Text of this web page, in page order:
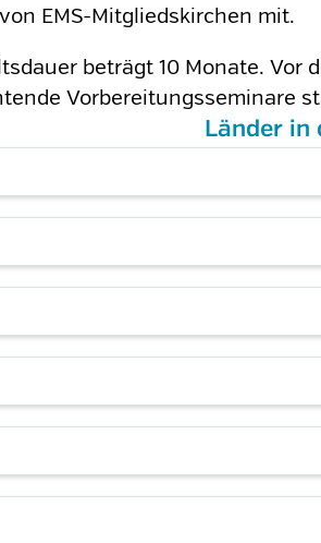
EMS-Mitgliedskirchen mit.
beträgt 10 Monate. Vor
Vorbereitungsseminare
Länder in